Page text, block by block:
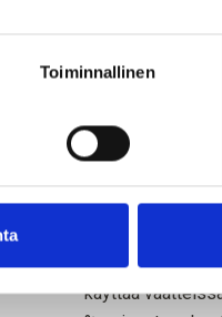
, josta
Toiminnallinen
Sopii hyvin myös
Knitting for
lanka, joka on
(raakasilkki),
kerätty
kypsyä koiksi ja
Silkki on hyvin
käyttää